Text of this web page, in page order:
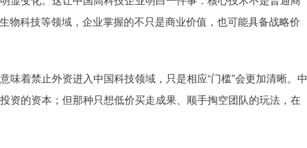
物科技等领域，企业掌握的不只是商业价值，也可能具备战略价
着禁止外资进入中国科技领域，只是相应“门槛”会更加清晰。中
资的资本；但那种只想低价买走成果、顺手掏空团队的玩法，在